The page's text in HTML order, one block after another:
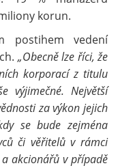
korun.
postihem vedení
„Obecně lze říci, že
korporací z titulu
výjimečné. Největší
za výkon jejich
se bude zejména
či věřitelů v rámci
akcionářů v případě